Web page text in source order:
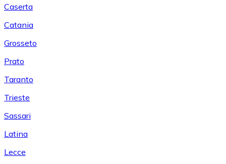
Caserta
Catania
Grosseto
Prato
Taranto
Trieste
Sassari
Latina
Lecce